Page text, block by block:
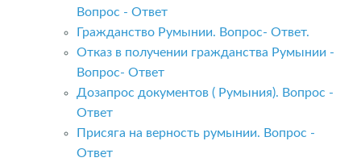
Вопрос - Ответ
Гражданство Румынии. Вопрос- Ответ.
Отказ в получении гражданства Румынии -
Вопрос- Ответ
Дозапрос документов ( Румыния). Вопрос -
Ответ
Присяга на верность румынии. Вопрос -
Ответ